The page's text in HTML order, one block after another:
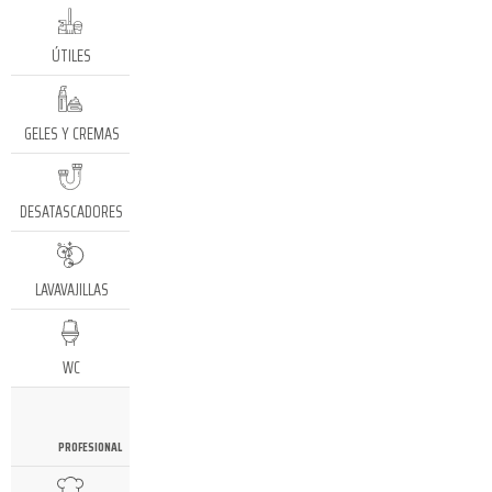
ÚTILES
GELES Y CREMAS
DESATASCADORES
LAVAVAJILLAS
WC
PROFESIONAL